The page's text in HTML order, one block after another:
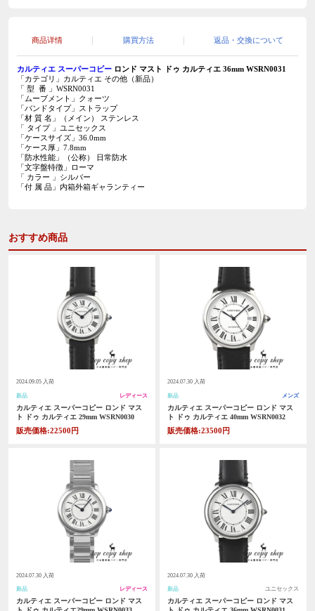
商品详情 購買方法 返品・交換について
カルティエ スーパーコピーロンド マスト ドゥ カルティエ 36mm WSRN0031
「カテゴリ」カルティエ その他（新品）
「 型 番 」WSRN0031
「ムーブメント」クォーツ
「バンドタイプ」ストラップ
「材 質 名」（メイン）
ステンレス
「 タイプ 」ユニセックス
「ケースサイズ」36.0mm
「ケース厚」7.8mm
「防水性能」（公称）
日常防水
「文字盤特徴」ローマ
「 カラー 」シルバー
「付 属 品」内箱外箱ギャランティー
おすすめ商品
2024.09.05 入荷
新品 レディース
カルティエ スーパーコピー ロンド マス
ト ドゥ カルティエ 29mm WSRN0030
販売価格:22500円
2024.07.30 入荷
新品 メンズ
カルティエ スーパーコピー ロンド マス
ト ドゥ カルティエ 40mm WSRN0032
販売価格:23500円
2024.07.30 入荷
新品 レディース
カルティエ スーパーコピー ロンド マス
2024.07.30 入荷
新品 ユニセックス
カルティエ スーパーコピー ロンド マス